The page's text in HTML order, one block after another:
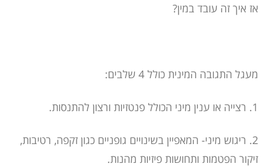
אז איך זה עובד במין?
מעגל התגובה המינית כולל 4 שלבים:
1. רצייה או ענין מיני הכולל פנטזיות ורצון להתנסות.
2. ריגוש מיני- המאפיין בשינויים גופניים כגון זקפה, רטיבות,
זיקור הפטמות ותחושות פיזיות מהנות.